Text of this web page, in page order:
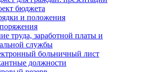
бюджета
и положения
труда, заработной платы и
службы
больничный лист
должности